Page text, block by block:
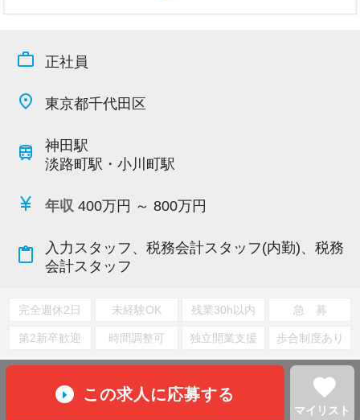
work_outline 正社員
place 東京都千代田区
train
神田駅
淡路町駅・小川町駅
currency_yen 年収 400万円 ～ 800万円
content_paste
入力スタッフ、税務会計スタッフ(内勤)、税務
会計スタッフ
完全週休2日 未経験OK 残業30h以内 急 募
第2新卒歓迎 時間調整可 独立開業支援 歩合制度あり
この求人に応募する favorite
マイリスト